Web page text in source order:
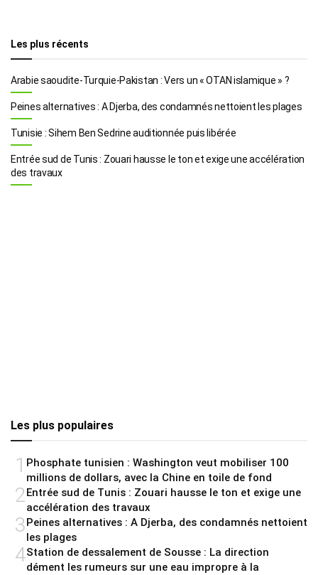
Les plus récents
Arabie saoudite-Turquie-Pakistan : Vers un « OTAN islamique » ?
Peines alternatives : A Djerba, des condamnés nettoient les plages
Tunisie : Sihem Ben Sedrine auditionnée puis libérée
Entrée sud de Tunis : Zouari hausse le ton et exige une accélération
des travaux
Les plus populaires
1 Phosphate tunisien : Washington veut mobiliser 100
millions de dollars, avec la Chine en toile de fond
2Entrée sud de Tunis : Zouari hausse le ton et exige une
accélération des travaux
3Peines alternatives : A Djerba, des condamnés nettoient
les plages
4Station de dessalement de Sousse : La direction
dément les rumeurs sur une eau impropre à la